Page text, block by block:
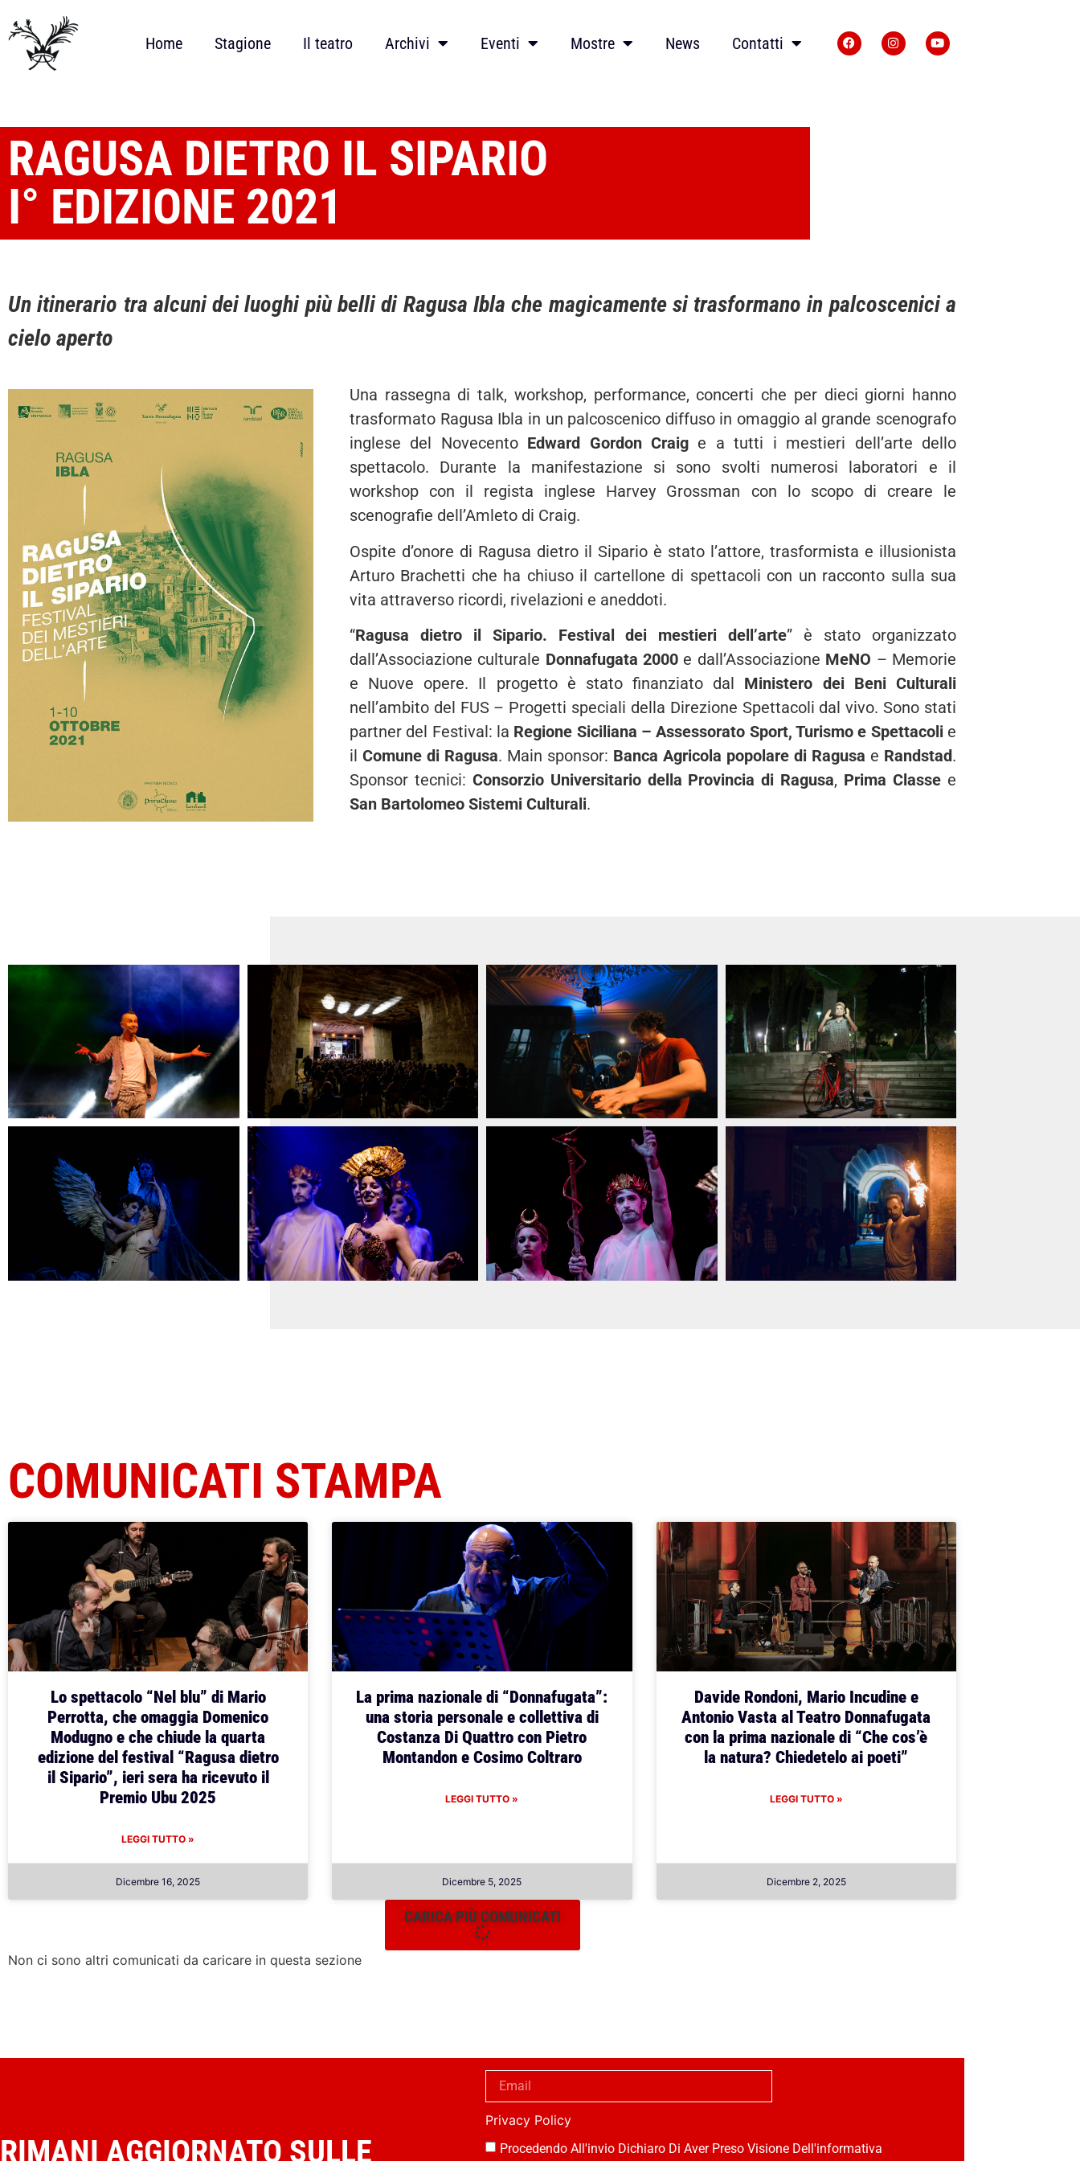
Home Stagione Il teatro Archivi Eventi Mostre News Contatti
RAGUSA DIETRO IL SIPARIO
I° EDIZIONE 2021
Un itinerario tra alcuni dei luoghi più belli di Ragusa Ibla che magicamente si trasformano in palcoscenici a
cielo aperto
Una rassegna di talk, workshop, performance, concerti che per dieci giorni hanno
trasformato Ragusa Ibla in un palcoscenico diffuso in omaggio al grande scenografo
inglese del Novecento Edward Gordon Craig e a tutti i mestieri dell’arte dello
spettacolo. Durante la manifestazione si sono svolti numerosi laboratori e il
workshop con il regista inglese Harvey Grossman con lo scopo di creare le
scenografie dell’Amleto di Craig.
Ospite d’onore di Ragusa dietro il Sipario è stato l’attore, trasformista e illusionista
Arturo Brachetti che ha chiuso il cartellone di spettacoli con un racconto sulla sua
vita attraverso ricordi, rivelazioni e aneddoti.
“Ragusa dietro il Sipario. Festival dei mestieri dell’arte” è stato organizzato
dall’Associazione culturale Donnafugata 2000 e dall’Associazione MeNO – Memorie
e Nuove opere. Il progetto è stato finanziato dal Ministero dei Beni Culturali
nell’ambito del FUS – Progetti speciali della Direzione Spettacoli dal vivo. Sono stati
partner del Festival: la Regione Siciliana – Assessorato Sport, Turismo e Spettacolie
il Comune di Ragusa. Main sponsor: Banca Agricola popolare di Ragusa e Randstad.
Sponsor tecnici: Consorzio Universitario della Provincia di Ragusa, Prima Classe e
San Bartolomeo Sistemi Culturali.
COMUNICATI STAMPA
Lo spettacolo “Nel blu” di Mario
Perrotta, che omaggia Domenico
Modugno e che chiude la quarta
edizione del festival “Ragusa dietro
il Sipario”, ieri sera ha ricevuto il
Premio Ubu 2025
LEGGI TUTTO »
Dicembre 16, 2025
La prima nazionale di “Donnafugata”:
una storia personale e collettiva di
Costanza Di Quattro con Pietro
Montandon e Cosimo Coltraro
LEGGI TUTTO »
Dicembre 5, 2025
Davide Rondoni, Mario Incudine e
Antonio Vasta al Teatro Donnafugata
con la prima nazionale di “Che cos’è
la natura? Chiedetelo ai poeti”
LEGGI TUTTO »
Dicembre 2, 2025
CARICA PIÙ COMUNICATI
Non ci sono altri comunicati da caricare in questa sezione
RIMANI AGGIORNATO SULLE
Privacy Policy
Procedendo All'invio Dichiaro Di Aver Preso Visione Dell'informativa